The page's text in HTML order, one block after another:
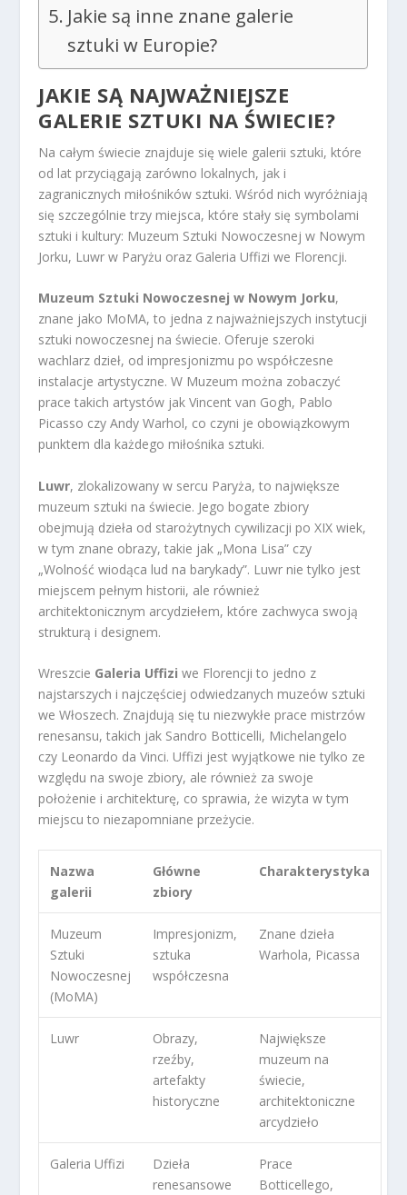
Jakie są inne znane galerie
sztuki w Europie?
JAKIE SĄ NAJWAŻNIEJSZE
GALERIE SZTUKI NA ŚWIECIE?
Na całym świecie znajduje się wiele galerii sztuki, które
od lat przyciągają zarówno lokalnych, jak i
zagranicznych miłośników sztuki. Wśród nich wyróżniają
się szczególnie trzy miejsca, które stały się symbolami
sztuki i kultury: Muzeum Sztuki Nowoczesnej w Nowym
Jorku, Luwr w Paryżu oraz Galeria Uffizi we Florencji.
Muzeum Sztuki Nowoczesnej w Nowym Jorku,
znane jako MoMA, to jedna z najważniejszych instytucji
sztuki nowoczesnej na świecie. Oferuje szeroki
wachlarz dzieł, od impresjonizmu po współczesne
instalacje artystyczne. W Muzeum można zobaczyć
prace takich artystów jak Vincent van Gogh, Pablo
Picasso czy Andy Warhol, co czyni je obowiązkowym
punktem dla każdego miłośnika sztuki.
Luwr, zlokalizowany w sercu Paryża, to największe
muzeum sztuki na świecie. Jego bogate zbiory
obejmują dzieła od starożytnych cywilizacji po XIX wiek,
w tym znane obrazy, takie jak „Mona Lisa” czy
„Wolność wiodąca lud na barykady”. Luwr nie tylko jest
miejscem pełnym historii, ale również
architektonicznym arcydziełem, które zachwyca swoją
strukturą i designem.
Wreszcie Galeria Uffizi we Florencji to jedno z
najstarszych i najczęściej odwiedzanych muzeów sztuki
we Włoszech. Znajdują się tu niezwykłe prace mistrzów
renesansu, takich jak Sandro Botticelli, Michelangelo
czy Leonardo da Vinci. Uffizi jest wyjątkowe nie tylko ze
względu na swoje zbiory, ale również za swoje
położenie i architekturę, co sprawia, że wizyta w tym
miejscu to niezapomniane przeżycie.
Nazwa
galerii
Główne
zbiory
Charakterystyka
Muzeum
Sztuki
Nowoczesnej
(MoMA)
Impresjonizm,
sztuka
współczesna
Znane dzieła
Warhola, Picassa
Luwr
Obrazy,
rzeźby,
artefakty
historyczne
Największe
muzeum na
świecie,
architektoniczne
arcydzieło
Galeria Uffizi
Dzieła
renesansowe
Prace
Botticellego,